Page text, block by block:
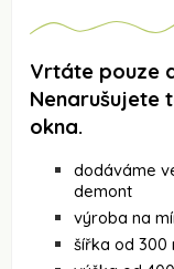
Vrtáte pouze
Nenarušujete
okna.
dodáváme
demont
výroba na
šířka od 300